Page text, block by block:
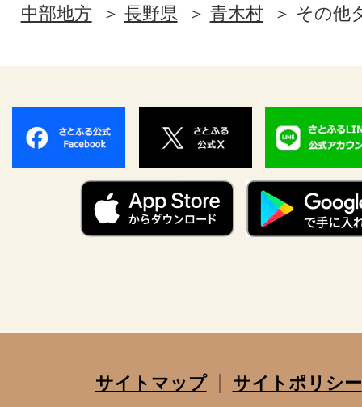
中部地方
長野県 青木村 その他
サイトマップ
サイトポリシー